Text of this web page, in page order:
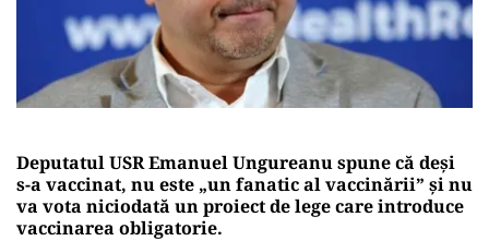
Deputatul USR Emanuel Ungureanu spune că deși
s-a vaccinat, nu este „un fanatic al vaccinării” și nu
va vota niciodată un proiect de lege care introduce
vaccinarea obligatorie.